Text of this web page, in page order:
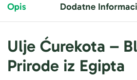
Opis Dodatne
Ulje Ćurekota –
Prirode iz Egipta